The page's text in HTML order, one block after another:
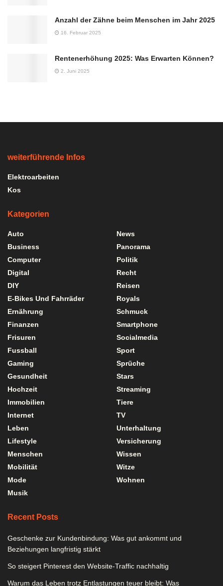
Anzahl der Zähne beim Menschen im Jahr 2025
16. Februar 2025
Rentenerhöhung 2025: Was Erwarten Können?
2. Juni 2025
weiterführende Infos
Elektroarbeiten
Kos
Kategorien
Auto
Business
Computer
Digital
DIY
E-Bikes Und Fahrräder
Ernährung
Finanzen
Frisuren
Fussball
Gaming
Gesundheit
Hochzeit
Immobilien
Internet
Leben
Lifestyle
Menschen
Mobilität
Mode
Musik
News
Panorama
Politik
Recht
Reisen
Royals
Schmuck
Smartphone
Socialmedia
Sport
Sprüche
Stars
Streaming
Tiere
TV
Unterhaltung
Versicherung
Wissen
Witze
Wohnen
Recent Posts
Geschenke zur Kundenbindung: Was gut ankommt und
Beziehungen langfristig stärkt
So steigert Pinterest den Website-Traffic nachhaltig
Warum das Leben trotz Entlastungen teuer bleibt: Was